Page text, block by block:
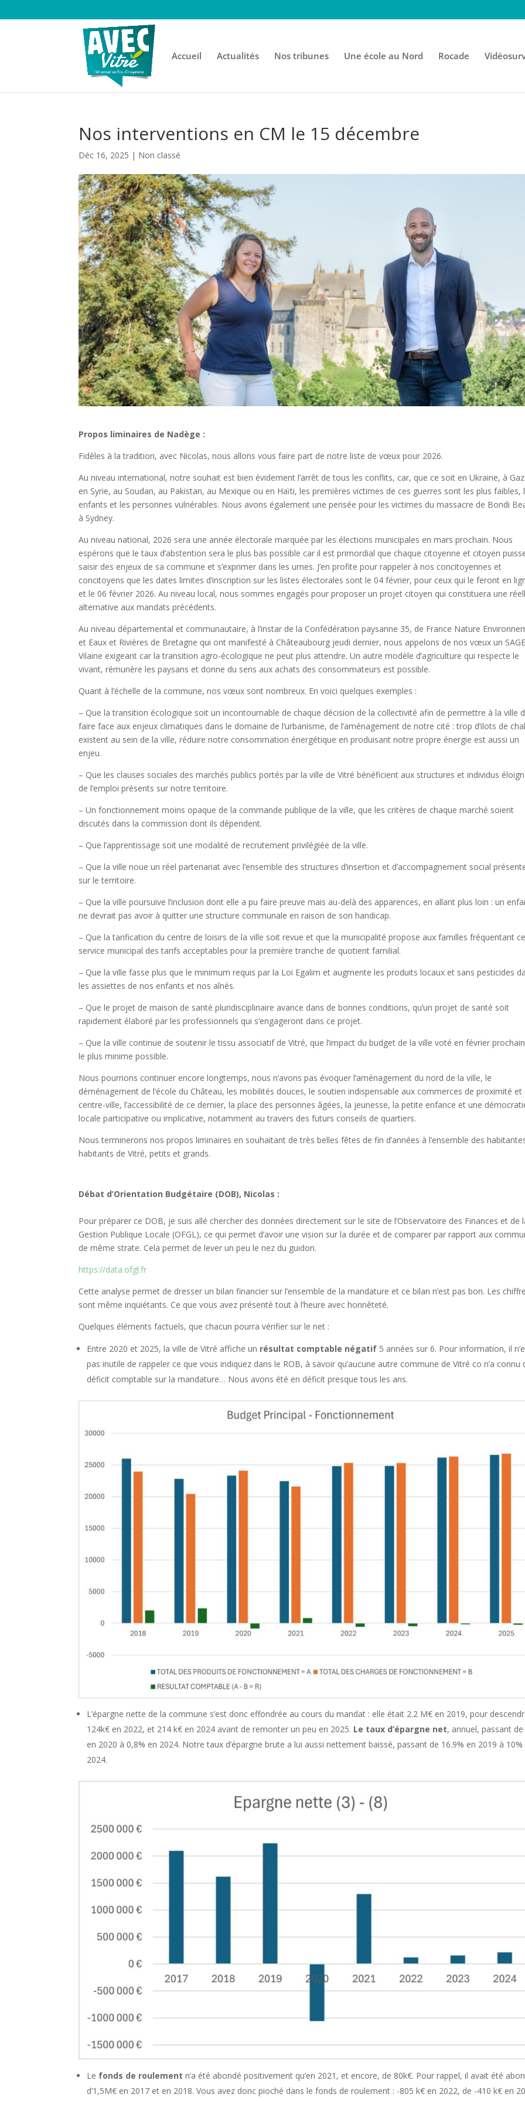
Accueil Actualités Nos tribunes Une école au Nord Rocade
Nos interventions en CM le 15 décembre
Déc 16, 2025 | Non classé
Propos liminaires de Nadège :
Fidèles à la tradition, avec Nicolas, nous allons vous faire part de notre liste de vœux pour 2026.
Au niveau international, notre souhait est bien évidement l’arrêt de tous les conflits, car, que ce soit en Ukraine, à
en Syrie, au Soudan, au Pakistan, au Mexique ou en Haïti, les premières victimes de ces guerres sont les plus faibles,
enfants et les personnes vulnérables. Nous avons également une pensée pour les victimes du massacre de Bondi
à Sydney.
Au niveau national, 2026 sera une année électorale marquée par les élections municipales en mars prochain. Nous
espérons que le taux d’abstention sera le plus bas possible car il est primordial que chaque citoyenne et citoyen
saisir des enjeux de sa commune et s’exprimer dans les urnes. J’en profite pour rappeler à nos concitoyennes et
concitoyens que les dates limites d’inscription sur les listes électorales sont le 04 février, pour ceux qui le feront en
et le 06 février 2026. Au niveau local, nous sommes engagés pour proposer un projet citoyen qui constituera une
alternative aux mandats précédents.
Au niveau départemental et communautaire, à l’instar de la Confédération paysanne 35, de France Nature
et Eaux et Rivières de Bretagne qui ont manifesté à Châteaubourg jeudi dernier, nous appelons de nos vœux un SAGE
Vilaine exigeant car la transition agro-écologique ne peut plus attendre. Un autre modèle d’agriculture qui respecte le
vivant, rémunère les paysans et donne du sens aux achats des consommateurs est possible.
Quant à l’échelle de la commune, nos vœux sont nombreux. En voici quelques exemples :
– Que la transition écologique soit un incontournable de chaque décision de la collectivité afin de permettre à la ville
faire face aux enjeux climatiques dans le domaine de l’urbanisme, de l’aménagement de notre cité : trop d’ilots de
existent au sein de la ville, réduire notre consommation énergétique en produisant notre propre énergie est aussi un
enjeu.
– Que les clauses sociales des marchés publics portés par la ville de Vitré bénéficient aux structures et individus
de l’emploi présents sur notre territoire.
– Un fonctionnement moins opaque de la commande publique de la ville, que les critères de chaque marché soient
discutés dans la commission dont ils dépendent.
– Que l’apprentissage soit une modalité de recrutement privilégiée de la ville.
– Que la ville noue un réel partenariat avec l’ensemble des structures d’insertion et d’accompagnement social
sur le territoire.
– Que la ville poursuive l’inclusion dont elle a pu faire preuve mais au-delà des apparences, en allant plus loin : un
ne devrait pas avoir à quitter une structure communale en raison de son handicap.
– Que la tarification du centre de loisirs de la ville soit revue et que la municipalité propose aux familles fréquentant ce
service municipal des tarifs acceptables pour la première tranche de quotient familial.
– Que la ville fasse plus que le minimum requis par la Loi Egalim et augmente les produits locaux et sans pesticides
les assiettes de nos enfants et nos aînés.
– Que le projet de maison de santé pluridisciplinaire avance dans de bonnes conditions, qu’un projet de santé soit
rapidement élaboré par les professionnels qui s’engageront dans ce projet.
– Que la ville continue de soutenir le tissu associatif de Vitré, que l’impact du budget de la ville voté en février
le plus minime possible.
Nous pourrions continuer encore longtemps, nous n’avons pas évoquer l’aménagement du nord de la ville, le
déménagement de l’école du Château, les mobilités douces, le soutien indispensable aux commerces de proximité et
centre-ville, l’accessibilité de ce dernier, la place des personnes âgées, la jeunesse, la petite enfance et une
locale participative ou implicative, notamment au travers des futurs conseils de quartiers.
Nous terminerons nos propos liminaires en souhaitant de très belles fêtes de fin d’années à l’ensemble des
habitants de Vitré, petits et grands.
Débat d’Orientation Budgétaire (DOB), Nicolas :
Pour préparer ce DOB, je suis allé chercher des données directement sur le site de l’Observatoire des Finances et de
Gestion Publique Locale (OFGL), ce qui permet d’avoir une vision sur la durée et de comparer par rapport aux
de même strate. Cela permet de lever un peu le nez du guidon.
https://data.ofgl.fr
Cette analyse permet de dresser un bilan financier sur l’ensemble de la mandature et ce bilan n’est pas bon. Les
sont même inquiétants. Ce que vous avez présenté tout à l’heure avec honnêteté.
Quelques éléments factuels, que chacun pourra vérifier sur le net :
Entre 2020 et 2025, la ville de Vitré affiche un résultat comptable négatif 5 années sur 6. Pour information, il
pas inutile de rappeler ce que vous indiquez dans le ROB, à savoir qu’aucune autre commune de Vitré co n’a connu
déficit comptable sur la mandature… Nous avons été en déficit presque tous les ans.
L’épargne nette de la commune s’est donc effondrée au cours du mandat : elle était 2.2 M€ en 2019, pour
124k€ en 2022, et 214 k€ en 2024 avant de remonter un peu en 2025. Le taux d’épargne net, annuel, passant de
en 2020 à 0,8% en 2024. Notre taux d’épargne brute a lui aussi nettement baissé, passant de 16.9% en 2019 à 10%
2024.
Le fonds de roulement n’a été abondé positivement qu’en 2021, et encore, de 80k€. Pour rappel, il avait été
d’1,5M€ en 2017 et en 2018. Vous avez donc pioché dans le fonds de roulement : -805 k€ en 2022, de -410 k€ en